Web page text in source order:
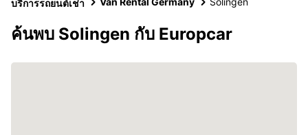
บริการรถยนต์เช่า
ค้นพบ Solingen กับ Europcar